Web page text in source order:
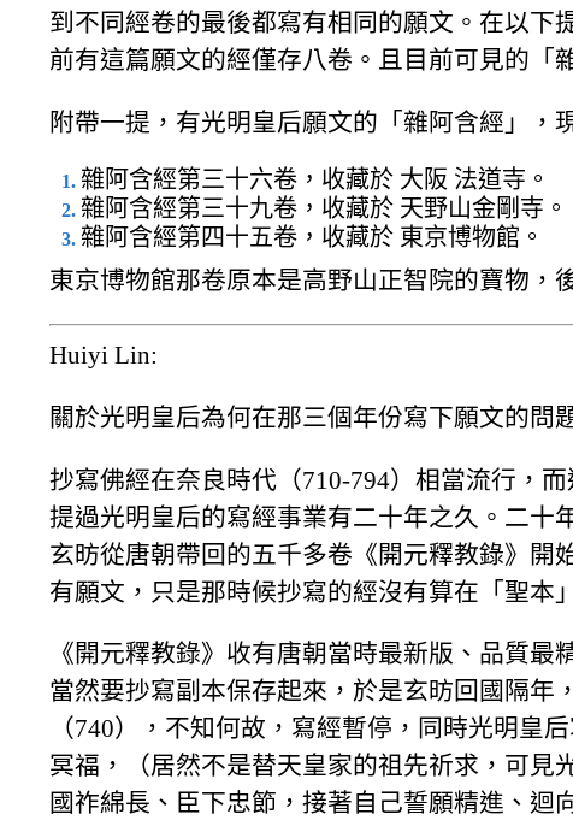
到不同經卷的最後都寫有相同的願文。在以下
前有這篇願文的經僅存八卷。且目前可見的「
附帶一提，有光明皇后願文的「雜阿含經」，
雜阿含經第三十六卷，收藏於 大阪 法道寺。
雜阿含經第三十九卷，收藏於 天野山金剛寺。
雜阿含經第四十五卷，收藏於 東京博物館。
東京博物館那卷原本是高野山正智院的寶物，
Huiyi Lin:
關於光明皇后為何在那三個年份寫下願文的問
抄寫佛經在奈良時代（710-794）相當流行，
提過光明皇后的寫經事業有二十年之久。二十
玄昉從唐朝帶回的五千多卷《開元釋教錄》開
有願文，只是那時候抄寫的經沒有算在「聖本
《開元釋教錄》收有唐朝當時最新版、品質
當然要抄寫副本保存起來，於是玄昉回國隔年
（740），不知何故，寫經暫停，同時光明皇
冥福，（居然不是替天皇家的祖先祈求，可見
國祚綿長、臣下忠節，接著自己誓願精進、迴